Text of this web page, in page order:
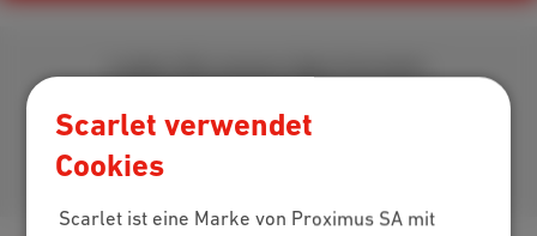
Scarlet verwendet
Cookies
Scarlet ist eine Marke von Proximus SA mit
Laden Sie unsere App herunter
Kommen Sie zu uns